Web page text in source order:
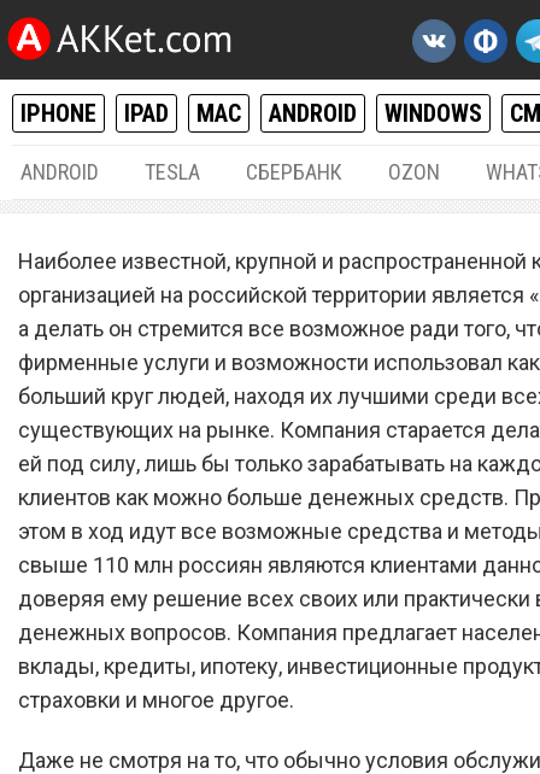
IPHONE IPAD MAC ANDROID WINDOWS
ANDROID TESLA СБЕРБАНК OZON
За банковскую карту
«Сбербанка» всем
по 100 000 рублей
Наиболее известной, крупной и распространенной
организацией на российской территории является
а делать он стремится все возможное ради того,
фирменные услуги и возможности использовал
больший круг людей, находя их лучшими среди
существующих на рынке. Компания старается
ей под силу, лишь бы только зарабатывать на
клиентов как можно больше денежных средств.
этом в ход идут все возможные средства и
свыше 110 млн россиян являются клиентами
доверяя ему решение всех своих или практически
денежных вопросов. Компания предлагает
вклады, кредиты, ипотеку, инвестиционные
страховки и многое другое.
Даже не смотря на то, что обычно условия